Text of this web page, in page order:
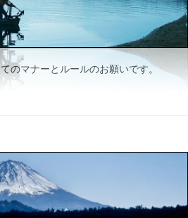
のマナーとルールのお願いです。